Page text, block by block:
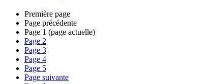
Première page
Page précédente
Page 1 (page actuelle)
Page 2
Page 3
Page 4
Page 5
Page suivante